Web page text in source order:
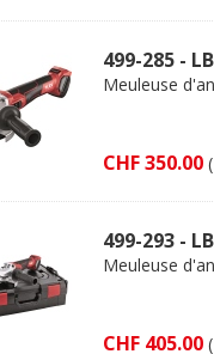
499-285 -
Meuleuse
CHF 350.00
499-293 -
Meuleuse
CHF 405.00